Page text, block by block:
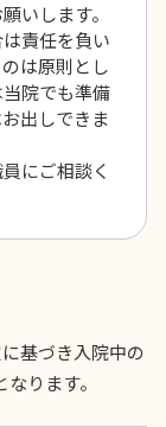
いします。
責任を負い
は原則とし
院でも準備
出しできま
にご相談く
基づき入院中の
ります。